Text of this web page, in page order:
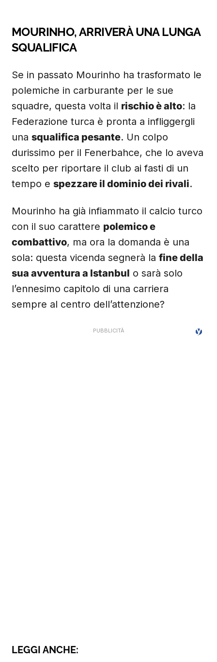
MOURINHO, ARRIVERÀ UNA LUNGA
SQUALIFICA
Se in passato Mourinho ha trasformato le
polemiche in carburante per le sue
squadre, questa volta il rischio è alto: la
Federazione turca è pronta a infliggergli
una squalifica pesante. Un colpo
durissimo per il Fenerbahce, che lo aveva
scelto per riportare il club ai fasti di un
tempo e spezzare il dominio dei rivali.
Mourinho ha già infiammato il calcio turco
con il suo carattere polemico e
combattivo, ma ora la domanda è una
sola: questa vicenda segnerà la fine della
sua avventura a Istanbul o sarà solo
l’ennesimo capitolo di una carriera
sempre al centro dell’attenzione?
LEGGI ANCHE: